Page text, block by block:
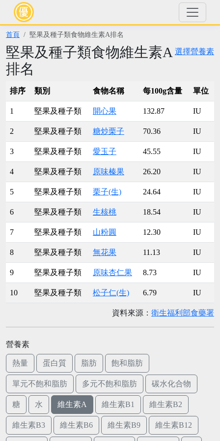
首頁 堅果及種子類食物維生素A排名
選擇營養素
堅果及種子類食物維生素A
排名
排序 類別 食物名稱 每100g含量 單位
1 堅果及種子類 開心果 132.87 IU
2 堅果及種子類 糖炒栗子 70.36 IU
3 堅果及種子類 愛玉子 45.55 IU
4 堅果及種子類 原味榛果 26.20 IU
5 堅果及種子類 栗子(生) 24.64 IU
6 堅果及種子類 生核桃 18.54 IU
7 堅果及種子類 山粉圓 12.30 IU
8 堅果及種子類 無花果 11.13 IU
9 堅果及種子類 原味杏仁果 8.73 IU
10 堅果及種子類 松子仁(生) 6.79 IU
資料來源： 衛生福利部食藥署
營養素
熱量 蛋白質 脂肪 飽和脂肪
單元不飽和脂肪 多元不飽和脂肪 碳水化合物
糖 水 維生素A 維生素B1 維生素B2
維生素B3 維生素B6 維生素B9 維生素B12